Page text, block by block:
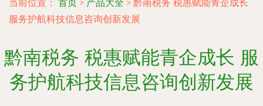
当前位置： 首页 > 产品大全 > 黔南税务 税惠赋能青企成长
服务护航科技信息咨询创新发展
黔南税务 税惠赋能青企成长 服
务护航科技信息咨询创新发展